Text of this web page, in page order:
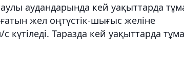
аудандарында кей уақыттарда
жел оңтүстік-шығыс желіне
Таразда кей уақыттарда